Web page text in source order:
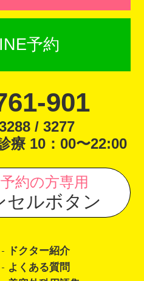
予約
901
/ 3277
療 10：00〜22:00
約の方専用
セルボタン
ドクター紹介
よくある質問